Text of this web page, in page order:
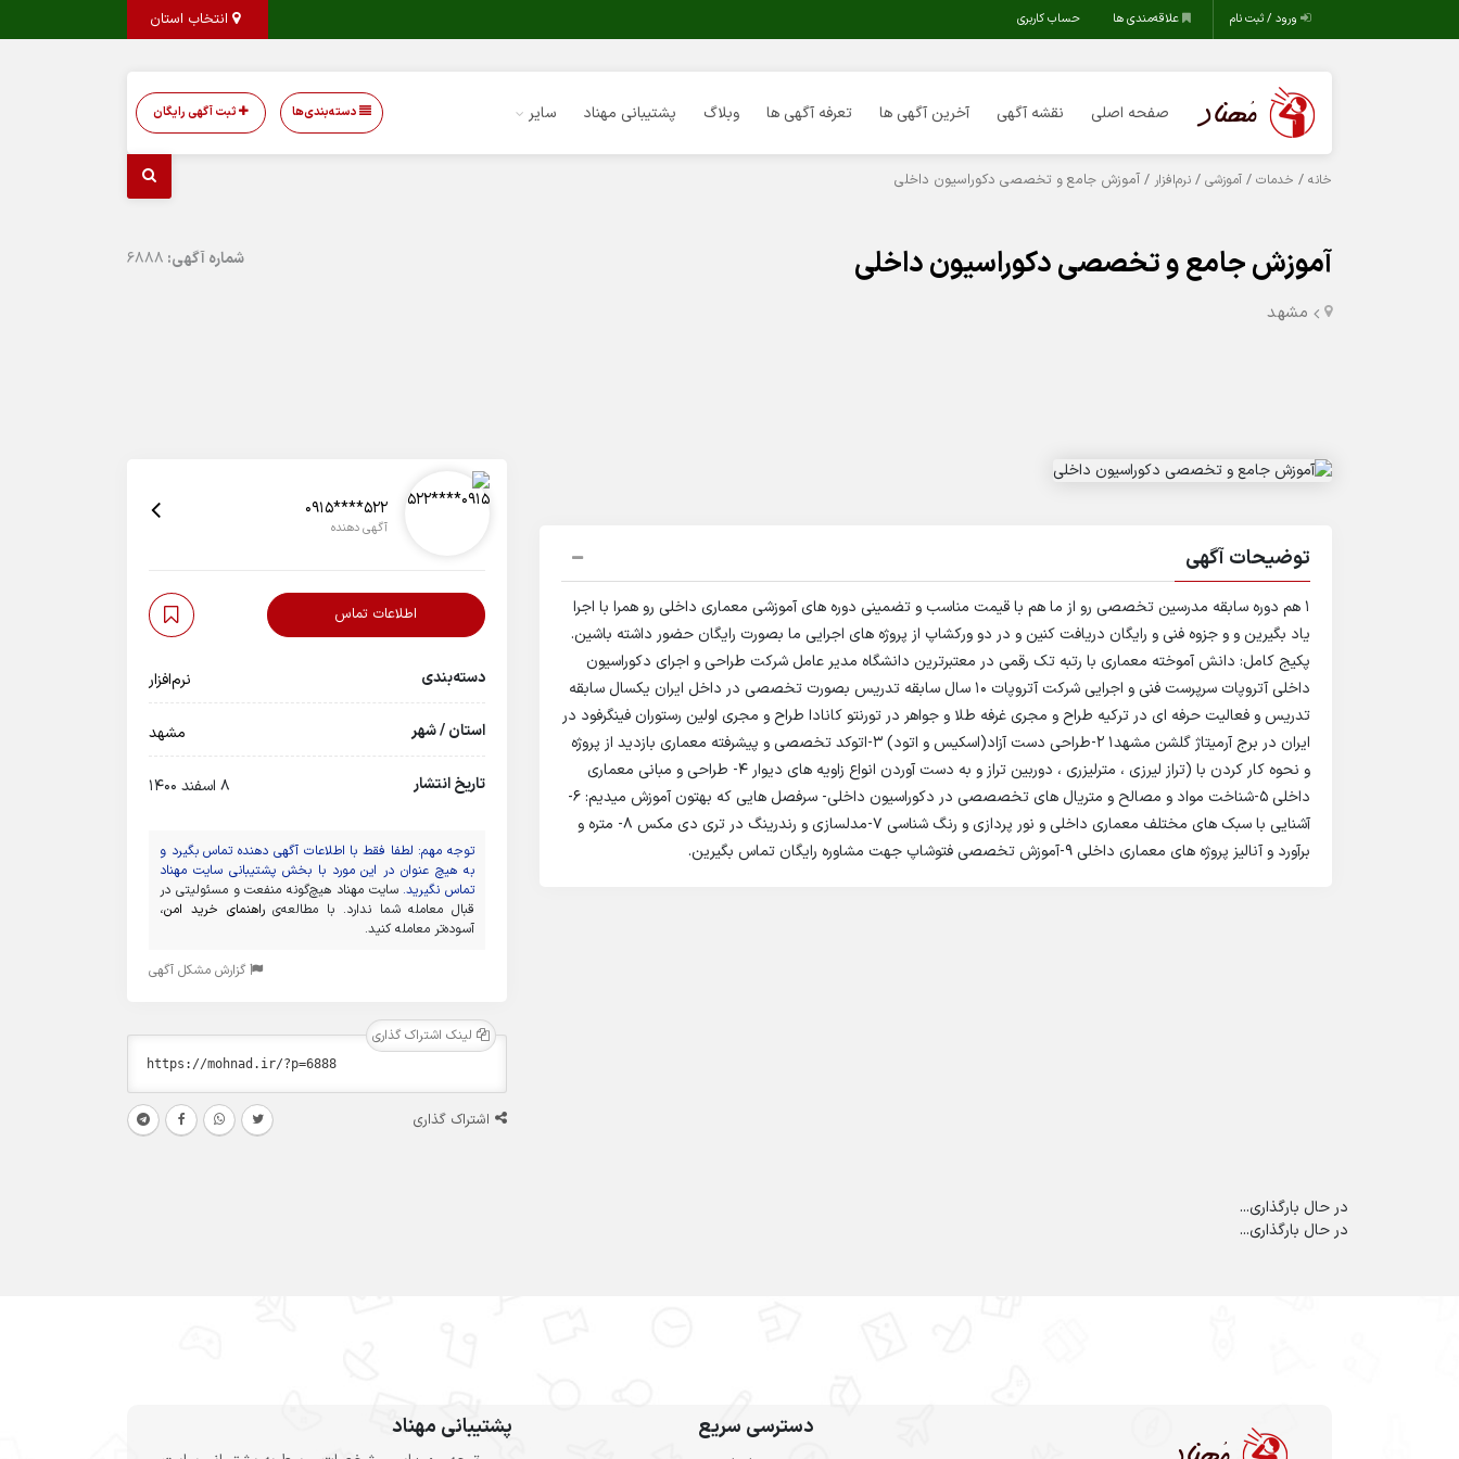
ورود / ثبت نام علاقه‌مندی ها حساب کاربری
صفحه اصلی نقشه آگهی آخرین آگهی ها تعرفه آگهی ها وبلاگ پشتیبانی مهناد سایر دسته‌بندی‌ها ثبت آگهی رایگان
خانه / خدمات / آموزشی / نرم‌افزار / آموزش جامع و تخصصی دکوراسیون داخلی
آموزش جامع و تخصصی دکوراسیون داخلی
مشهد
شماره آگهی: 6888
توضیحات آگهی
1 هم دوره سابقه مدرسین تخصصی رو از ما هم با قیمت مناسب و تضمینی دوره های آموزشی معماری داخلی رو همرا با اجرا
یاد بگیرین و و جزوه فنی و رایگان دریافت کنین و در دو ورکشاپ از پروژه های اجرایی ما بصورت رایگان حضور داشته باشین.
پکیج کامل: دانش آموخته معماری با رتبه تک رقمی در معتبرترین دانشگاه مدیر عامل شرکت طراحی و اجرای دکوراسیون
داخلی آتروپات سرپرست فنی و اجرایی شرکت آتروپات 10 سال سابقه تدریس بصورت تخصصی در داخل ایران یکسال سابقه
تدریس و فعالیت حرفه ای در ترکیه طراح و مجری غرفه طلا و جواهر در تورنتو کانادا طراح و مجری اولین رستوران فینگرفود در
ایران در برج آرمیتاژ گلشن مشهد1 2-طراحی دست آزاد(اسکیس و اتود) 3-اتوکد تخصصی و پیشرفته معماری بازدید از پروژه
و نحوه کار کردن با (تراز لیرزی ، مترلیزری ، دوربین تراز و به دست آوردن انواع زاویه های دیوار 4- طراحی و مبانی معماری
داخلی 5-شناخت مواد و مصالح و متریال های تخصصصی در دکوراسیون داخلی- سرفصل هایی که بهتون آموزش میدیم: 6-
آشنایی با سبک های مختلف معماری داخلی و نور پردازی و رنگ شناسی 7-مدلسازی و رندرینگ در تری دی مکس 8- متره و
برآورد و آنالیز پروژه های معماری داخلی 9-آموزش تخصصی فتوشاپ جهت مشاوره رایگان تماس بگیرین.
0915****522
آگهی دهنده
اطلاعات تماس
دسته‌بندی نرم‌افزار
استان / شهر مشهد
تاریخ انتشار 8 اسفند 1400
توجه مهم: لطفا فقط با اطلاعات آگهی دهنده تماس بگیرد و
به هیچ عنوان در این مورد با بخش پشتیبانی سایت مهناد
تماس نگیرید. سایت مهناد هیچ‌گونه منفعت و مسئولیتی در
قبال معامله شما ندارد. با مطالعه‌یراهنمای خرید امن،
آسوده‌تر معامله کنید.
گزارش مشکل آگهی
لینک اشتراک گذاری
اشتراک گذاری
در حال بارگذاری...
در حال بارگذاری...
دسترسی سریع پشتیبانی مهناد